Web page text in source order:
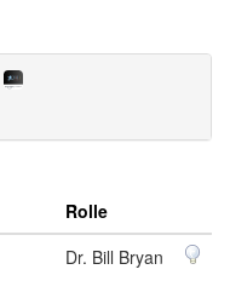
Rolle
Dr. Bill Bryan